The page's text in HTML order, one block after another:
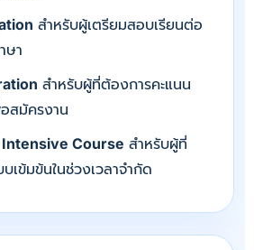
สำหรับผู้เตรียมสอบเรียนต่อ
ษา
สำหรับผู้ที่ต้องการคะแนน
สมัครงาน
Course สำหรับผู้ที่
เข้มข้นในช่วงเวลาจำกัด